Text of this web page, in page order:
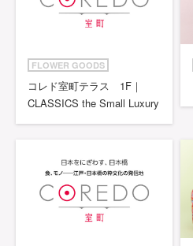
FLOWER GOODS
コレド室町テラス 1F｜
CLASSICS the Small Luxury